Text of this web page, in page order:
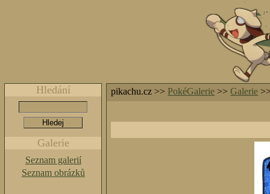
pikachu.cz >>PokéGalerie >>Galerie
Hledání
Galerie
Seznam galerií
Seznam obrázků